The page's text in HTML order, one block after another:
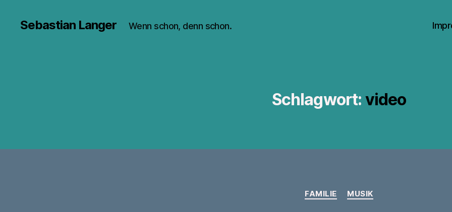
Sebastian Langer Wenn schon, denn schon.
Schlagwort: video
Kategorien
FAMILIE MUSIK